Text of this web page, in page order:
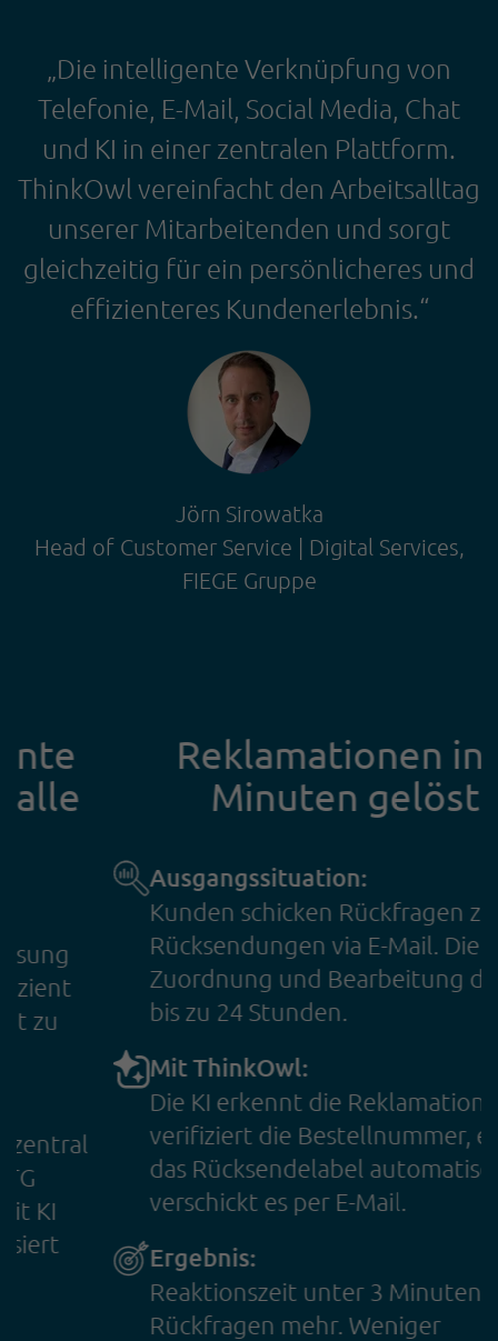
„Die intelligente Verknüpfung von
Telefonie, E-Mail, Social Media, Chat
und KI in einer zentralen Plattform.
ThinkOwl vereinfacht den Arbeitsalltag
unserer Mitarbeitenden und sorgt
gleichzeitig für ein persönlicheres und
effizienteres Kundenerlebnis.“
Jörn Sirowatka
Head of Customer Service | Digital Services,
FIEGE Gruppe
Reklamationen in 3
Minuten gelöst
Ausgangssituation:
Kunden schicken Rückfragen zu
Rücksendungen via E-Mail. Die
Zuordnung und Bearbeitung dauert
bis zu 24 Stunden.
Mit ThinkOwl:
Die KI erkennt die Reklamation,
verifiziert die Bestellnummer, erstellt
das Rücksendelabel automatisch und
verschickt es per E-Mail.
Ergebnis:
Reaktionszeit unter 3 Minuten. Keine
Rückfragen mehr. Weniger